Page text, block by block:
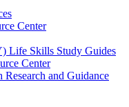
Center
Life Skills Study Guides
Center
and Guidance